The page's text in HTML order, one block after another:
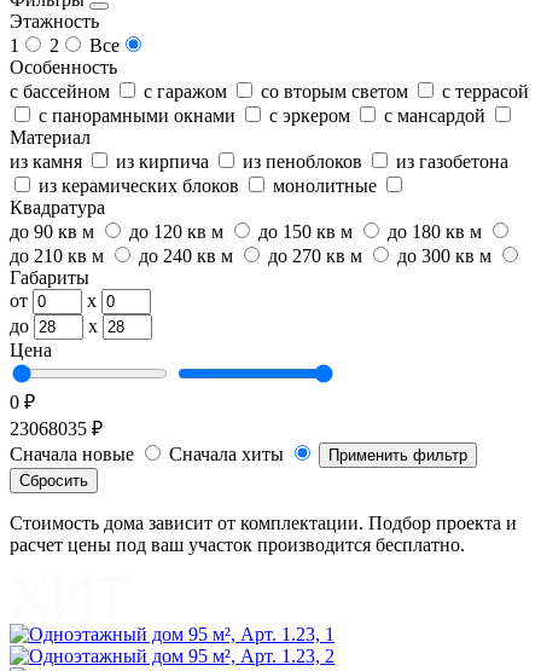
Этажность
1
2
Все
Особенность
с бассейном
с гаражом со вторым светом
с террасой
с панорамными окнами
с эркером
с мансардой
Материал
из камня
из кирпича из пеноблоков
из газобетона
из керамических блоков
монолитные
Квадратура
до 90 кв м
до 120 кв м до 150 кв м
до 180 кв м
до 210 кв м
до 240 кв м до 270 кв м
до 300 кв м
Габариты
от
x
до
x
Цена
0 ₽
23068035 ₽
Сначала новые
Сначала хиты
Применить фильтр
Сбросить
Стоимость дома зависит от комплектации. Подбор проекта и
расчет цены под ваш участок производится бесплатно.